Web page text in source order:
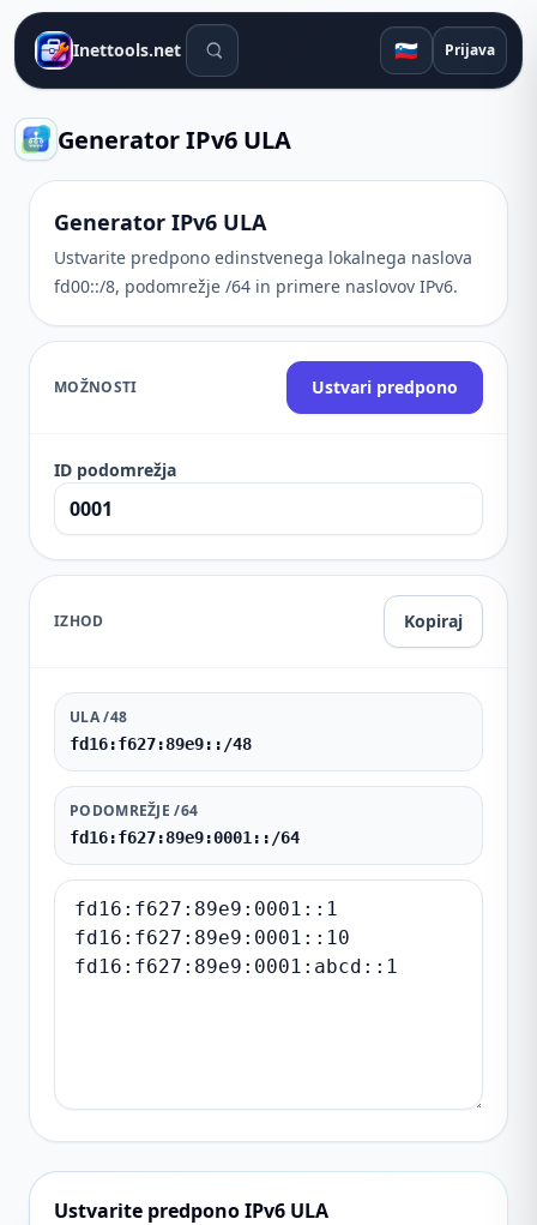
Inettools.net Orodja za iskanje 🇸🇮 Prijava
Generator IPv6 ULA
Generator IPv6 ULA
Ustvarite predpono edinstvenega lokalnega naslova
fd00::/8, podomrežje /64 in primere naslovov IPv6.
MOŽNOSTI Ustvari predpono
ID podomrežja
IZHOD Kopiraj
ULA /48
fd16:f627:89e9::/48
PODOMREŽJE /64
fd16:f627:89e9:0001::/64
Ustvarite predpono IPv6 ULA